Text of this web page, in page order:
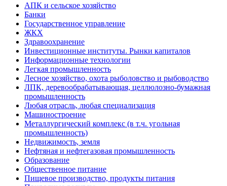
АПК и сельское хозяйство
Банки
Государственное управление
ЖКХ
Здравоохранение
Инвестиционные институты. Рынки капиталов
Информационные технологии
Легкая промышленность
Лесное хозяйство, охота рыболовство и рыбоводство
ЛПК, деревообрабатывающая, целлюлозно-бумажная
промышленность
Любая отрасль, любая специализация
Машиностроение
Металлургический комплекс (в т.ч. угольная
промышленность)
Недвижимость, земля
Нефтяная и нефтегазовая промышленность
Образование
Общественное питание
Пищевое производство, продукты питания